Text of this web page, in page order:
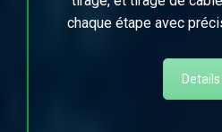
chaque étape avec
Details